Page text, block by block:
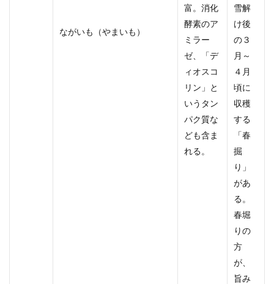
ながいも（やまいも）
富。消化
酵素のア
ミラー
ゼ、「デ
ィオスコ
リン」と
いうタン
パク質な
ども含ま
れる。
雪解
け後
の３
月～
４月
頃に
収穫
する
「春
掘
り」
があ
る。
春堀
りの
方
が、
旨み